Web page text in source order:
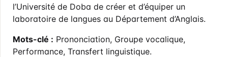
l’Université de Doba de créer et d’équiper un
laboratoire de langues au Département d’Anglais.
Mots-clé : Prononciation, Groupe vocalique,
Performance, Transfert linguistique.